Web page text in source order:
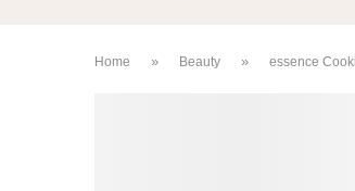
Home » Beauty » essence